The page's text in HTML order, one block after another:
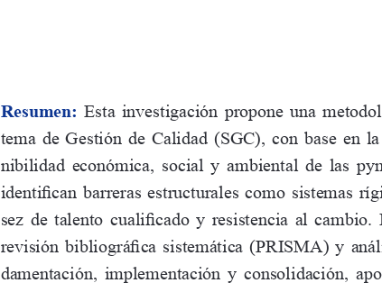
Resumen:
Esta  investigación  propone  una
tema  de  Gestión  de  Calidad  (SGC),  con  base  en
nibilidad  económica,  social  y  ambiental  de  las
identifican barreras estructurales como sistemas
sez de talento cualificado y resistencia al
revisión bibliográfica sistemática (PRISMA) y
damentación, implementación y consolidación,